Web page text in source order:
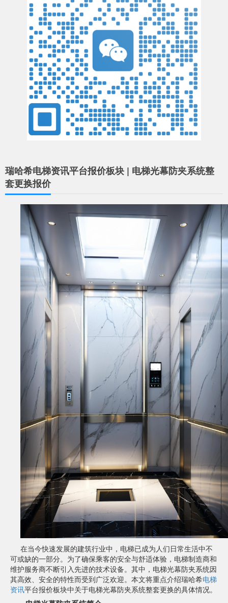
瑞哈希电梯资讯平台报价板块 | 电梯光幕防夹系统整
套更换报价
在当今快速发展的建筑行业中，电梯已成为人们日常生活中不
可或缺的一部分。为了确保乘客的安全与舒适体验，电梯制造商和
维护服务商不断引入先进的技术设备。其中，电梯光幕防夹系统因
其高效、安全的特性而受到广泛欢迎。本文将重点介绍瑞哈希电梯
资讯平台报价板块中关于电梯光幕防夹系统整套更换的具体情况。